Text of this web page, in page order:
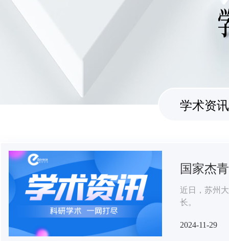
学术资讯
国家杰
近日，苏州
长。
2024-11-29